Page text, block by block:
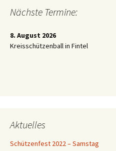
Nächste Termine:
8. August 2026
Kreisschützenball in Fintel
Aktuelles
Schützenfest 2022 – Samstag